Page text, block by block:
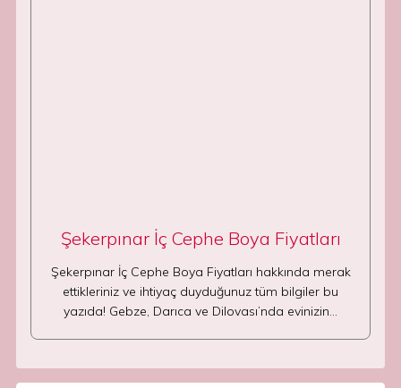
Şekerpınar İç Cephe Boya Fiyatları
Şekerpınar İç Cephe Boya Fiyatları hakkında merak
ettikleriniz ve ihtiyaç duyduğunuz tüm bilgiler bu
yazıda! Gebze, Darıca ve Dilovası’nda evinizin…